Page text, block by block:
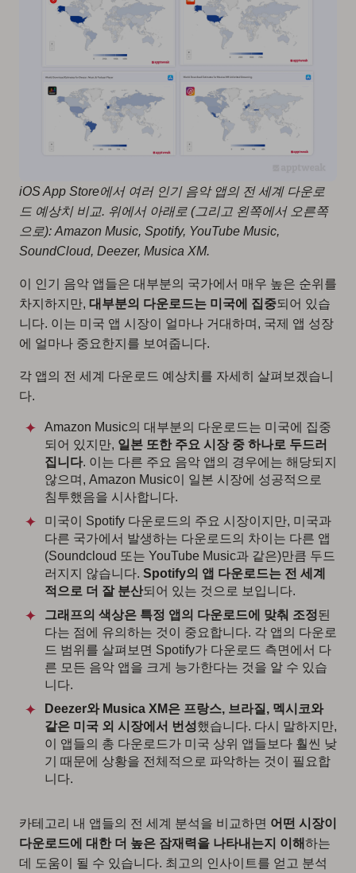
iOS App Store에서 여러 인기 음악 앱의 전 세계 다운로
드 예상치 비교. 위에서 아래로 (그리고 왼쪽에서 오른쪽
으로): Amazon Music, Spotify, YouTube Music,
SoundCloud, Deezer, Musica XM.
이 인기 음악 앱들은 대부분의 국가에서 매우 높은 순위를
차지하지만, 대부분의 다운로드는 미국에 집중되어 있습
니다. 이는 미국 앱 시장이 얼마나 거대하며, 국제 앱 성장
에 얼마나 중요한지를 보여줍니다.
각 앱의 전 세계 다운로드 예상치를 자세히 살펴보겠습니
다.
Amazon Music의 대부분의 다운로드는 미국에 집중
되어 있지만, 일본 또한 주요 시장 중 하나로 두드러
집니다. 이는 다른 주요 음악 앱의 경우에는 해당되지
않으며, Amazon Music이 일본 시장에 성공적으로
침투했음을 시사합니다.
미국이 Spotify 다운로드의 주요 시장이지만, 미국과
다른 국가에서 발생하는 다운로드의 차이는 다른 앱
(Soundcloud 또는 YouTube Music과 같은)만큼 두드
러지지 않습니다. Spotify의 앱 다운로드는 전 세계
적으로 더 잘 분산되어 있는 것으로 보입니다.
그래프의 색상은 특정 앱의 다운로드에 맞춰 조정된
다는 점에 유의하는 것이 중요합니다. 각 앱의 다운로
드 범위를 살펴보면 Spotify가 다운로드 측면에서 다
른 모든 음악 앱을 크게 능가한다는 것을 알 수 있습
니다.
Deezer와 Musica XM은 프랑스, 브라질, 멕시코와
같은 미국 외 시장에서 번성했습니다. 다시 말하지만,
이 앱들의 총 다운로드가 미국 상위 앱들보다 훨씬 낮
기 때문에 상황을 전체적으로 파악하는 것이 필요합
니다.
카테고리 내 앱들의 전 세계 분석을 비교하면 어떤 시장이
다운로드에 대한 더 높은 잠재력을 나타내는지 이해하는
데 도움이 될 수 있습니다. 최고의 인사이트를 얻고 분석